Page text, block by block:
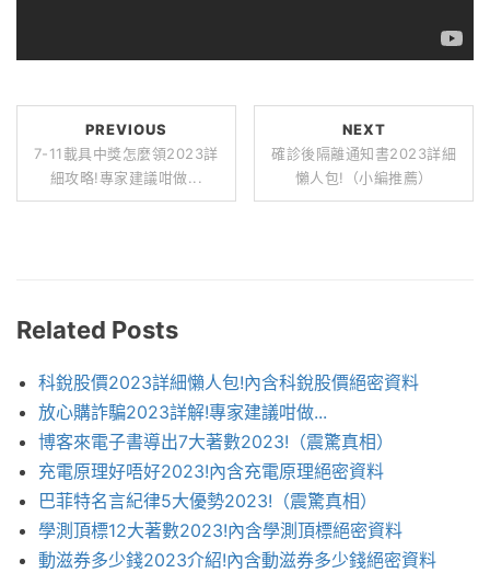
PREVIOUS
7-11載具中獎怎麼領2023詳
細攻略!專家建議咁做...
NEXT
確診後隔離通知書2023詳細
懶人包!（小編推薦）
Related Posts
科銳股價2023詳細懶人包!內含科銳股價絕密資料
放心購詐騙2023詳解!專家建議咁做...
博客來電子書導出7大著數2023!（震驚真相）
充電原理好唔好2023!內含充電原理絕密資料
巴菲特名言紀律5大優勢2023!（震驚真相）
學測頂標12大著數2023!內含學測頂標絕密資料
動滋券多少錢2023介紹!內含動滋券多少錢絕密資料